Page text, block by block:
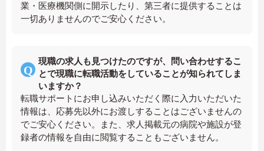
業・医療機関側に開示したり、第三者に提供することは
一切ありませんのでご安心ください。
現職の求人も見つけたのですが、問い合わせするこ
とで現職に転職活動をしていることが知られてしま
いますか？
転職サポートにお申し込みいただく際に入力いただいた
情報は、応募先以外にお渡しすることはございませんの
でご安心ください。また、求人掲載元の病院や施設が登
録者の情報を自由に閲覧することもございません。